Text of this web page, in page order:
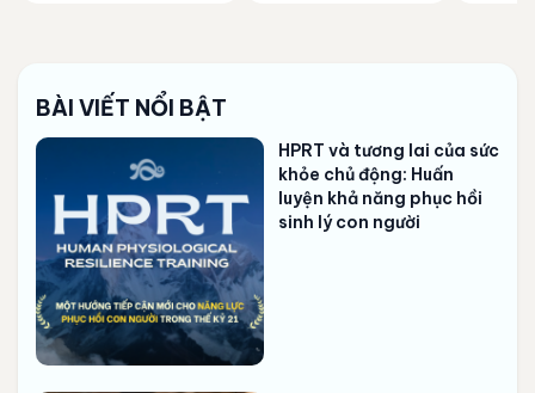
BÀI VIẾT NỔI BẬT
HPRT và tương lai của sức
khỏe chủ động: Huấn
luyện khả năng phục hồi
sinh lý con người